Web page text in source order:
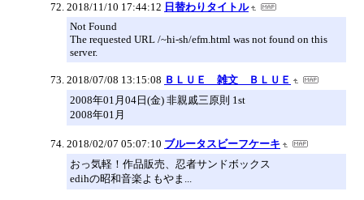
2018/11/10 17:44:12 日替わりタイトル
Not Found
The requested URL /~hi-sh/efm.html was not found on this
server.
2018/07/08 13:15:08 ＢＬＵＥ 雑文 ＢＬＵＥ
2008年01月04日(金) 非親戚三原則 1st
2008年01月
2018/02/07 05:07:10 ブルータスビーフケーキ
おっ気軽！作品販売、忍者サンドボックス
edihの昭和音楽よもやま...